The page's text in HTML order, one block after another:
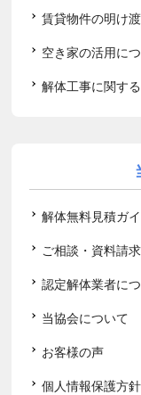
賃貸物件の明け
空き家の活用に
解体工事に関す
解体無料見積ガ
ご相談・資料請求
認定解体業者に
当協会について
お客様の声
個人情報保護方針